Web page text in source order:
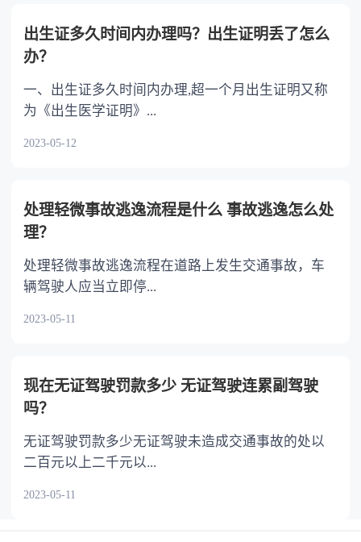
出生证多久时间内办理吗？出生证明丢了怎么
办？
一、出生证多久时间内办理,超一个月出生证明又称
为《出生医学证明》...
2023-05-12
处理轻微事故逃逸流程是什么 事故逃逸怎么处
理？
处理轻微事故逃逸流程在道路上发生交通事故，车
辆驾驶人应当立即停...
2023-05-11
现在无证驾驶罚款多少 无证驾驶连累副驾驶
吗？
无证驾驶罚款多少无证驾驶未造成交通事故的处以
二百元以上二千元以...
2023-05-11